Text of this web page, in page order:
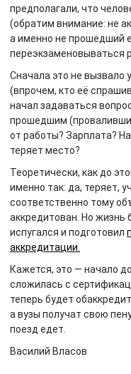
предполагали, что
(обратим внимание: не
а именно не прошедший
переэкзаменовываться
Сначала это не вызвало
(впрочем, кто её
начал задаваться
прошедшим
от работы? Зарплата?
теряет место?
Теоретически, как до
именно так: да, теряет,
соответственно тому
аккредитован. Но жизнь
испугался и подготовил
аккредитации.
Кажется, это — начало
сложилась с
теперь будет
а вузы получат свою
поезд едет.
Василий Власов